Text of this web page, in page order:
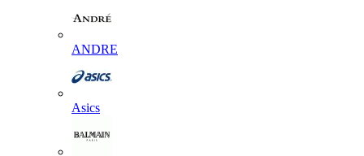
ANDRE
Asics